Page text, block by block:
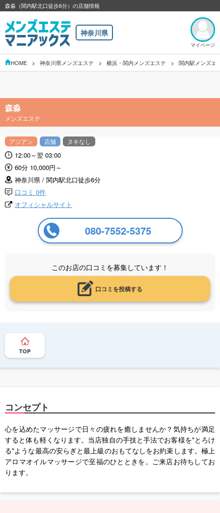
森淼（関内駅北口徒歩6分）の店舗情報
神奈川県
マイページ
HOME 神奈川県メンズエステ 横浜・関内メンズエステ 関内駅メンズエ
森淼
メンズエステ
アジアン 店舗 ヌキなし
12:00～翌 03:00
60分 10,000円～
神奈川県 / 関内駅北口徒歩6分
口コミ 0件
オフィシャルサイト
080-7552-5375
このお店の口コミを募集しています！
口コミを投稿する
TOP
コンセプト
心を込めたマッサージで日々の疲れを癒しませんか？気持ちが満足
すると体も軽くなります。当店独自の手技と手法でお客様を"とろけ
る"ような最高の安らぎと最上級のおもてなしをお約束します。極上
アロマオイルマッサージで至福のひとときを。ご来店お待ちしてお
ります。